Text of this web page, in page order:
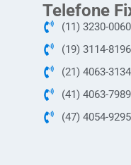
Telefone
(11) 3230-0060
(19) 3114-8196
(21) 4063-3134
(41) 4063-7989
(47) 4054-9295